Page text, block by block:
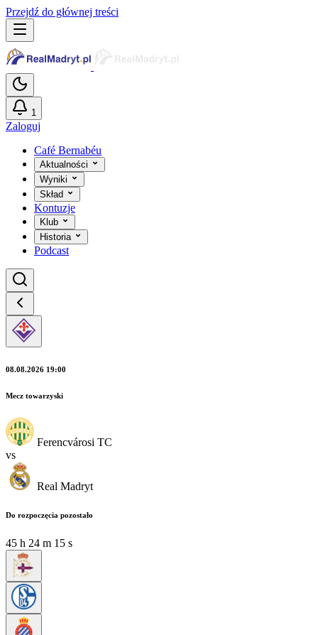
Przejdź do głównej treści
1
Zaloguj
Café Bernabéu
Aktualności
Wyniki
Skład
Kontuzje
Klub
Historia
Podcast
08.08.2026 19:00
Mecz towarzyski
Ferencvárosi TC
vs
Real Madryt
Do rozpoczęcia pozostało
45 h 24 m 13 s